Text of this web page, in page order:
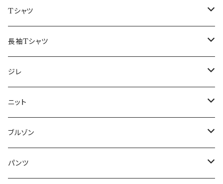
50/XL～
48/L
50/XL～
46/M
48/L
50/XL～
～44/S
46/M
48/L
50/XL～
Tシャツ
～44/S
46/M
48/L
50/XL～
長袖Tシャツ
～44/S
46/M
48/L
50/XL～
ジレ
～44/S
46/M
48/L
ニット
～44/S
46/M
ブルゾン
～44/S
パンツ